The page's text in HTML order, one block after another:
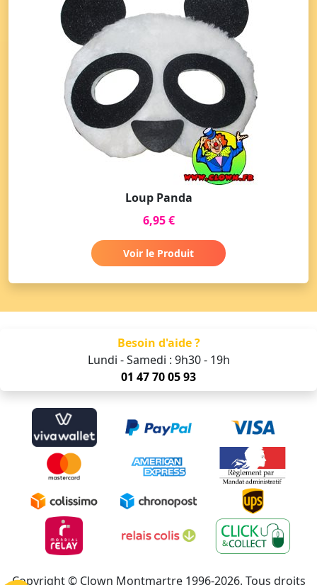
Loup Panda
6,95 €
Voir le Produit
Besoin d'aide ?
Lundi - Samedi : 9h30 - 19h
01 47 70 05 93
Copyright © Clown Montmartre 1996-2026. Tous droits